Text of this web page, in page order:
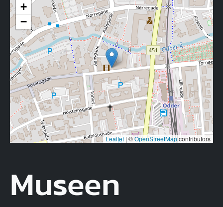
+
−
Leaflet | ©OpenStreetMapcontributors
Museen